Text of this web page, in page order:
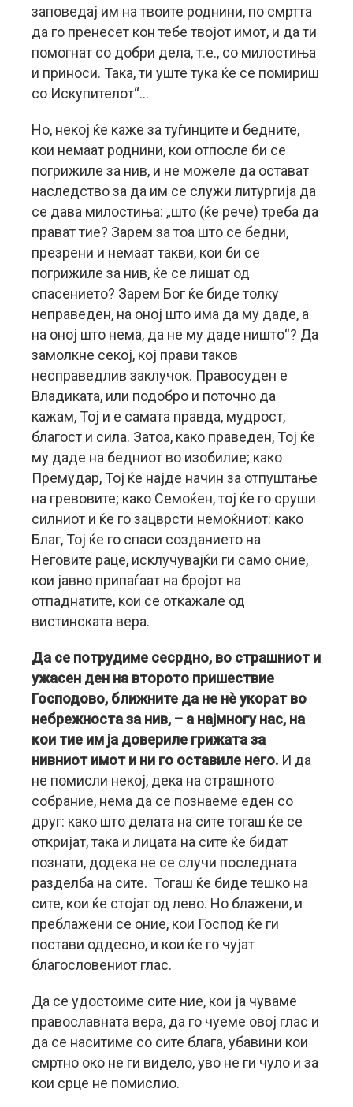
заповедај им на твоите роднини, по смртта
да го пренесет кон тебе твојот имот, и да ти
помогнат со добри дела, т.е., со милостиња
и приноси. Така, ти уште тука ќе се помириш
со Искупителот“…
Но, некој ќе каже за туѓинците и бедните,
кои немаат роднини, кои отпосле би се
погрижиле за нив, и не можеле да остават
наследство за да им се служи литургија да
се дава милостиња: „што (ќе рече) треба да
прават тие? Зарем за тоа што се бедни,
презрени и немаат такви, кои би се
погрижиле за нив, ќе се лишат од
спасението? Зарем Бог ќе биде толку
неправеден, на оној што има да му даде, а
на оној што нема, да не му даде ништо“? Да
замолкне секој, кој прави таков
несправедлив заклучок. Правосуден е
Владиката, или подобро и поточно да
кажам, Тој и е самата правда, мудрост,
благост и сила. Затоа, како праведен, Тој ќе
му даде на бедниот во изобилие; како
Премудар, Тој ќе најде начин за отпуштање
на гревовите; како Семоќен, тој ќе го сруши
силниот и ќе го зацврсти немоќниот: како
Благ, Тој ќе го спаси созданието на
Неговите раце, исклучувајќи ги само оние,
кои јавно припаѓаат на бројот на
отпаднатите, кои се откажале од
вистинската вера.
Да се потрудиме сесрдно, во страшниот и
ужасен ден на второто пришествие
Господово, ближните да не нè укорат во
небрежноста за нив, – а најмногу нас, на
кои тие им ја довериле грижата за
нивниот имот и ни го оставиле него. И да
не помисли некој, дека на страшното
собрание, нема да се познаеме еден со
друг: како што делата на сите тогаш ќе се
откријат, така и лицата на сите ќе бидат
познати, додека не се случи последната
разделба на сите. Тогаш ќе биде тешко на
сите, кои ќе стојат од лево. Но блажени, и
преблажени се оние, кои Господ ќе ги
постави оддесно, и кои ќе го чујат
благословениот глас.
Да се удостоиме сите ние, кои ја чуваме
православната вера, да го чуеме овој глас и
да се наситиме со сите блага, убавини кои
смртно око не ги видело, уво не ги чуло и за
кои срце не помислио.